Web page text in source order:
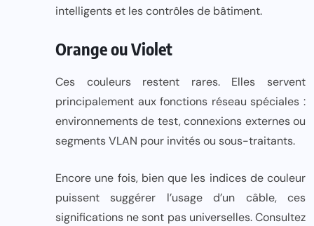
intelligents et les contrôles de bâtiment.
Orange ou Violet
Ces couleurs restent rares. Elles servent
principalement aux fonctions réseau spéciales :
environnements de test, connexions externes ou
segments VLAN pour invités ou sous-traitants.
Encore une fois, bien que les indices de couleur
puissent suggérer l’usage d’un câble, ces
significations ne sont pas universelles. Consultez